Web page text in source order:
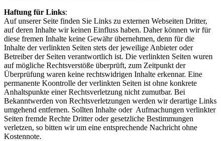
Haftung für Links:
Auf unserer Seite finden Sie Links zu externen Webseiten Dritter,
auf deren Inhalte wir keinen Einfluss haben. Daher können wir für
diese fremen Inhalte keine Gewähr übernehmen, denn für die
Inhalte der verlinkten Seiten stets der jeweilige Anbieter oder
Betreiber der Seiten verantwortlich ist. Die verlinkten Seiten wuren
auf mögliche Rechtsverstöße überprüft, zum Zeitpunkt der
Überprüfung waren keine rechtswidrigen Inhalte erkennar. Eine
permanente Koontrolle der verlinkten Seiten ist ohne konkrete
Anhaltspunkte einer Rechtsverletzung nicht zumutbar. Bei
Bekanntwerden von Rechtsverletzungen werden wir derartige Links
umgehend entfernen. Sollten Inhalte oder Aufmachungen verlinkter
Seiten fremde Rechte Dritter oder gesetzliche Bestimmungen
verletzen, so bitten wir um eine entsprechende Nachricht ohne
Kostennote.